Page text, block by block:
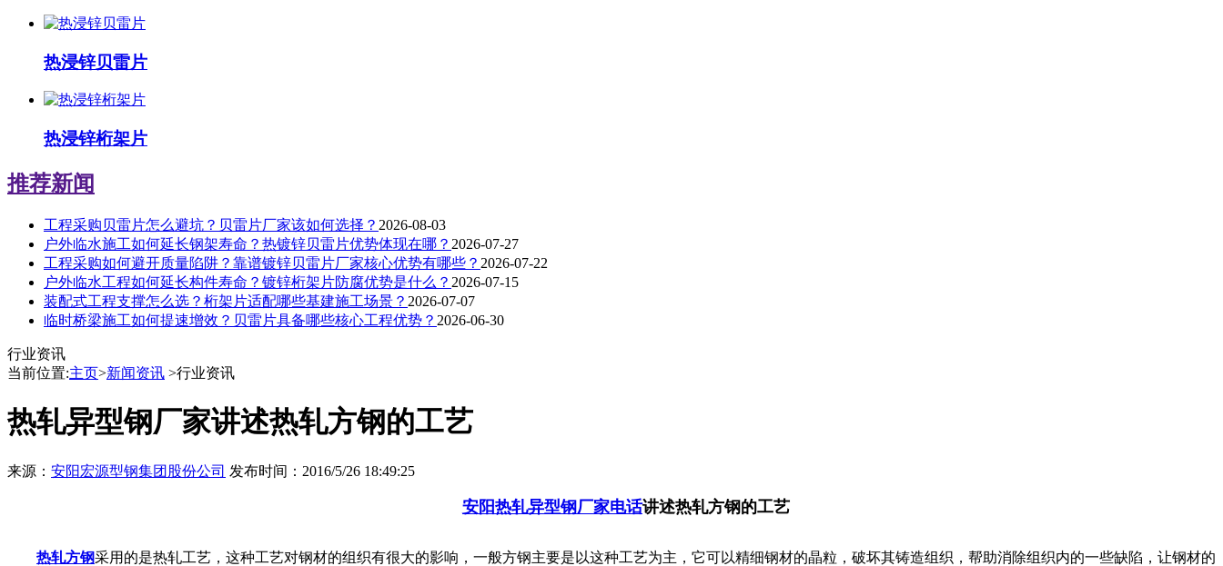
热浸锌贝雷片
热浸锌桁架片
推荐新闻
工程采购贝雷片怎么避坑？贝雷片厂家该如何选择？ 2026-08-03
户外临水施工如何延长钢架寿命？热镀锌贝雷片优势体现在哪？ 2026-07-27
工程采购如何避开质量陷阱？靠谱镀锌贝雷片厂家核心优势有哪些？ 2026-07-22
户外临水工程如何延长构件寿命？镀锌桁架片防腐优势是什么？ 2026-07-15
装配式工程支撑怎么选？桁架片适配哪些基建施工场景？ 2026-07-07
临时桥梁施工如何提速增效？贝雷片具备哪些核心工程优势？ 2026-06-30
行业资讯
当前位置:主页>新闻资讯 >行业资讯
热轧异型钢厂家讲述热轧方钢的工艺
来源： 安阳宏源型钢集团股份公司 发布时间：2016/5/26 18:49:25
安阳热轧异型钢厂家电话讲述热轧方钢的工艺
热轧方钢采用的是热轧工艺，这种工艺对钢材的组织有很大的影响，一般方钢主要是以这种工艺为主，它可以精细钢材的晶粒，破坏其铸造组织，帮助消除组织内的一些缺陷，让钢材的